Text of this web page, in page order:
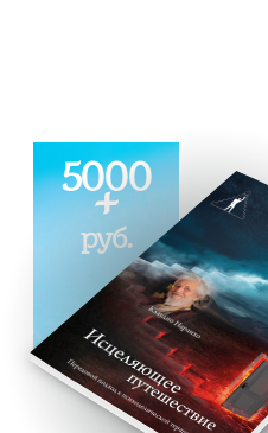
5000
+
руб.